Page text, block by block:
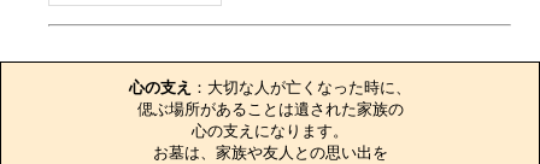
心の支え ：大切な人が亡くなった時に、
偲ぶ場所があることは遺された家族の
心の支えになります。
お墓は、家族や友人との思い出を